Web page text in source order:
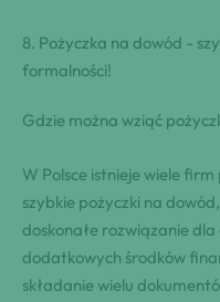
8. Pożyczka na dowód ‌-⁣
formalności!
Gdzie można wziąć
W‍ Polsce istnieje ​wiele
szybkie pożyczki na
⁢doskonałe rozwiązanie
‌dodatkowych środków
składanie wielu⁣